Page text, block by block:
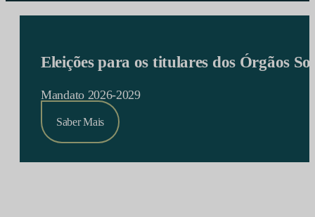
Eleições para os titulares dos Órgãos
Mandato 2026-2029
Saber Mais